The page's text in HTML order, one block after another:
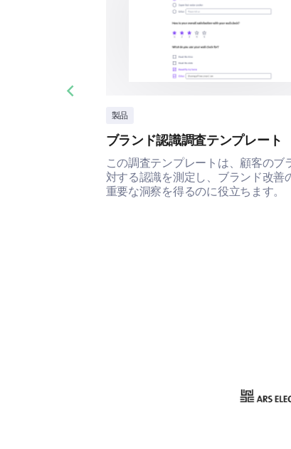
製品
ブランド認識調査テンプレート
この調査テンプレートは、顧客のブ
対する認識を測定し、ブランド改善
重要な洞察を得るのに役立ちます。
Previous slide